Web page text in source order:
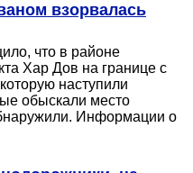
взорвалась
что в районе
Хар Дов на границе с
наступили
обыскали место
Информации о